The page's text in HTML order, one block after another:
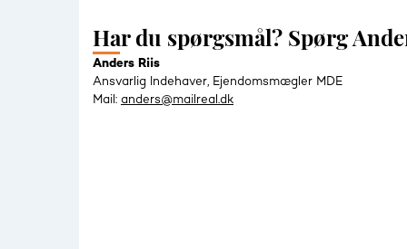
Har du spørgsmål? Spørg
Anders Riis
Ansvarlig Indehaver, Ejendomsmægler MDE
Mail: anders@mailreal.dk